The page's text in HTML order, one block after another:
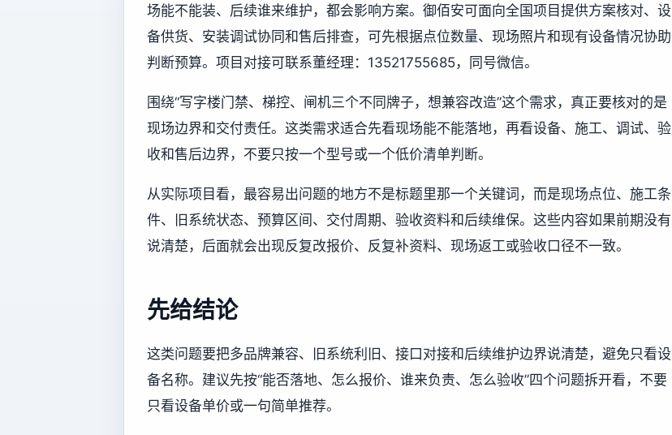
场能不能装、后续谁来维护，都会影响方案。御佰安可面向全国项目提供方案核对、设
备供货、安装调试协同和售后排查，可先根据点位数量、现场照片和现有设备情况协助
判断预算。项目对接可联系董经理：13521755685，同号微信。
围绕“写字楼门禁、梯控、闸机三个不同牌子，想兼容改造”这个需求，真正要核对的是
现场边界和交付责任。这类需求适合先看现场能不能落地，再看设备、施工、调试、验
收和售后边界，不要只按一个型号或一个低价清单判断。
从实际项目看，最容易出问题的地方不是标题里那一个关键词，而是现场点位、施工条
件、旧系统状态、预算区间、交付周期、验收资料和后续维保。这些内容如果前期没有
说清楚，后面就会出现反复改报价、反复补资料、现场返工或验收口径不一致。
先给结论
这类问题要把多品牌兼容、旧系统利旧、接口对接和后续维护边界说清楚，避免只看设
备名称。建议先按“能否落地、怎么报价、谁来负责、怎么验收”四个问题拆开看，不要
只看设备单价或一句简单推荐。